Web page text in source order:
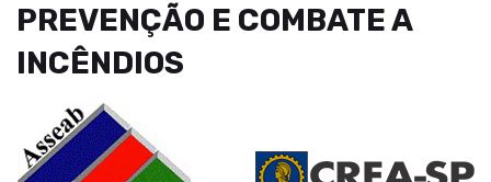
PREVENÇÃO E COMBATE A
INCÊNDIOS